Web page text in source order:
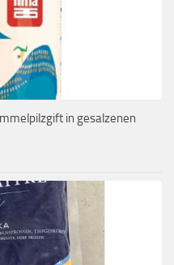
in gesalzenen